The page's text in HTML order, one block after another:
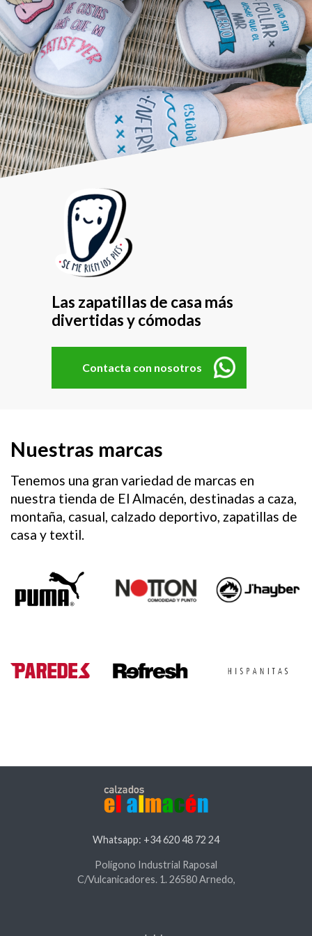
Las zapatillas de casa más
divertidas y cómodas
Contacta con nosotros
Nuestras marcas
Tenemos una gran variedad de marcas en
nuestra tienda de El Almacén, destinadas a caza,
montaña, casual, calzado deportivo, zapatillas de
casa y textil.
Whatsapp: +34 620 48 72 24
Polígono Industrial Raposal
C/Vulcanicadores. 1. 26580 Arnedo,